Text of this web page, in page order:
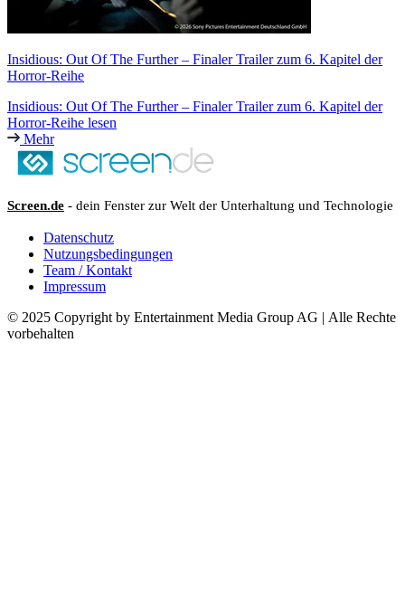
Insidious: Out Of The Further – Finaler Trailer zum 6. Kapitel der
Horror-Reihe
Insidious: Out Of The Further – Finaler Trailer zum 6. Kapitel der
Horror-Reihe lesen
Mehr
Screen.de - dein Fenster zur Welt der Unterhaltung und Technologie
Datenschutz
Nutzungsbedingungen
Team / Kontakt
Impressum
© 2025 Copyright by Entertainment Media Group AG | Alle Rechte
vorbehalten